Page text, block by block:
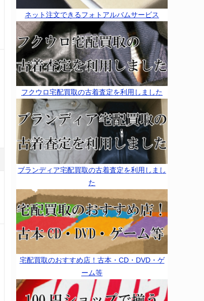
ネット注文できるフォトアルバムサービス
フクウロ宅配買取の古着査定を利用しました
ブランディア宅配買取の古着査定を利用しまし
た
宅配買取のおすすめ店！古本・CD・DVD・ゲ
ーム等